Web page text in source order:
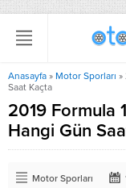
Anasayfa » Motor Sporları »
Saat Kaçta
2019 Formula
Hangi Gün
Motor Sporları